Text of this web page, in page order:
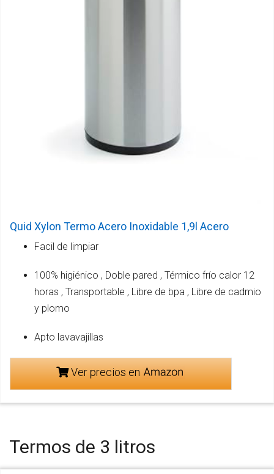
Quid Xylon Termo Acero Inoxidable 1,9l Acero
Facil de limpiar
100% higiénico , Doble pared , Térmico frío calor 12
horas , Transportable , Libre de bpa , Libre de cadmio
y plomo
Apto lavavajillas
Ver precios en
Termos de 3 litros